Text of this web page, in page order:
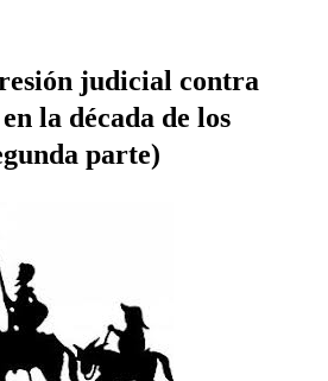
judicial contra
la década de los
parte)